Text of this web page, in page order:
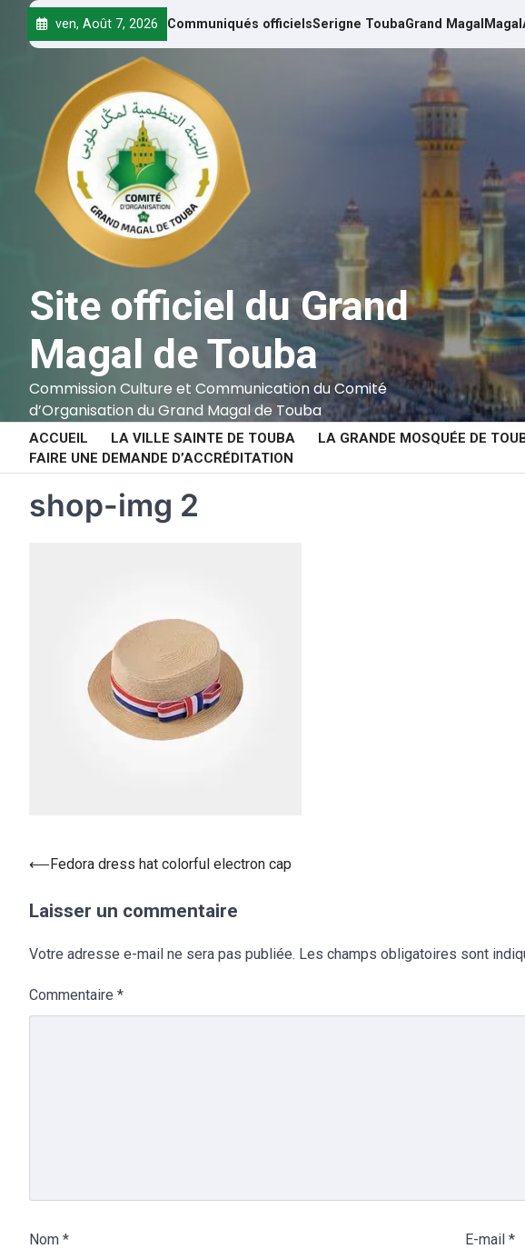
ven, Août 7, 2026 Communiqués officielsSerigne ToubaGrand Magal Magal
Site officiel du Grand
Magal de Touba
Commission Culture et Communication du Comité
d’Organisation du Grand Magal de Touba
ACCUEIL LA VILLE SAINTE DE TOUBA LA GRANDE MOSQUÉE DE
FAIRE UNE DEMANDE D’ACCRÉDITATION
shop-img 2
⟵Fedora dress hat colorful electron cap
Laisser un commentaire
Votre adresse e-mail ne sera pas publiée. Les champs obligatoires sont
Commentaire *
Nom * E-mail *